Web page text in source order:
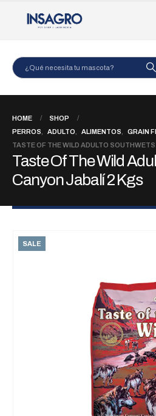
HOME
SHOP
PERROS
ADULTO ALIMENTOS GRAIN
TASTE OF THE WILD ADULTO
Taste Of The Wild
Canyon Jabalí 2 Kgs
SALE